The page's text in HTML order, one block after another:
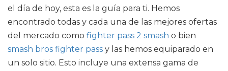
el día de hoy, esta es la guía para ti. Hemos
encontrado todas y cada una de las mejores ofertas
del mercado como fighter pass 2 smash o bien
smash bros fighter pass y las hemos equiparado en
un solo sitio. Esto incluye una extensa gama de